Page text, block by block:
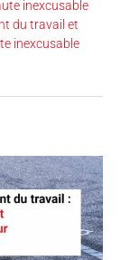
inexcusable
du travail et
inexcusable